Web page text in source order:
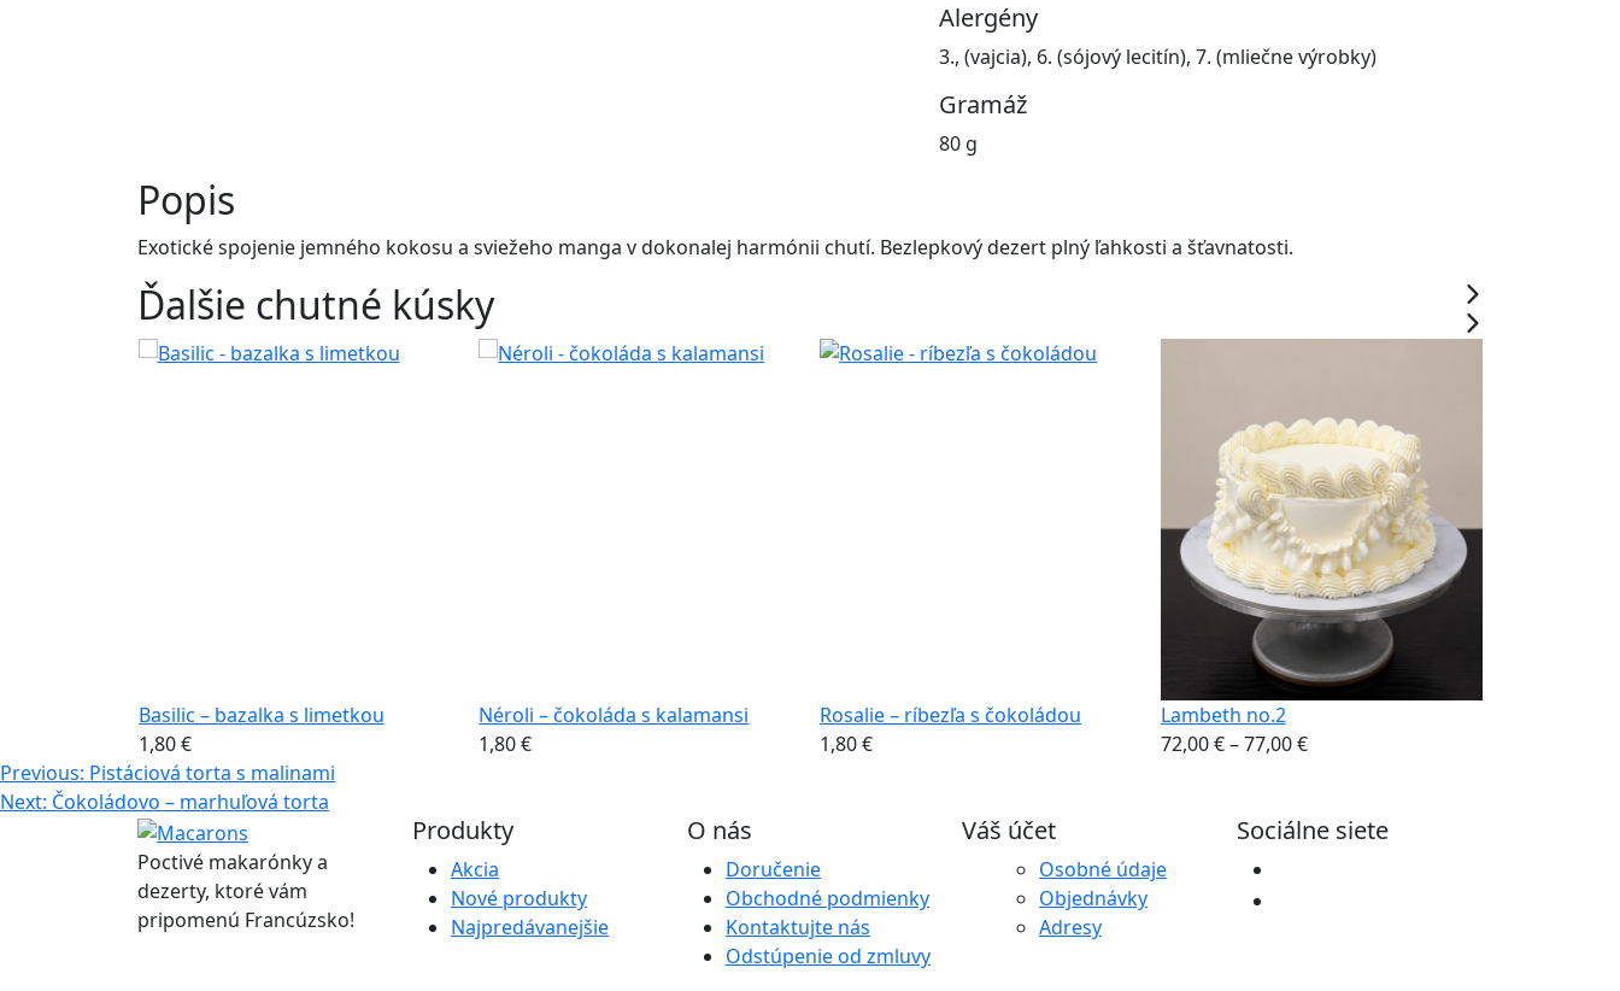
Alergény
3., (vajcia), 6. (sójový lecitín), 7. (mliečne výrobky)
Gramáž
80 g
Popis
Exotické spojenie jemného kokosu a sviežeho manga v dokonalej harmónii chutí. Bezlepkový dezert plný ľahkosti a šťavnatosti.
Ďalšie chutné kúsky
Basilic – bazalka s limetkou
1,80€
Néroli – čokoláda s kalamansi
1,80€
Rosalie – ríbezľa s čokoládou
1,80€
Lambeth no.2
72,00€–77,00€Price
through
Navigácia
v
Previous: Pistáciová torta s malinami
Next: Čokoládovo – marhuľová torta
Poctivé makarónky a
dezerty, ktoré vám
pripomenú Francúzsko!
Produkty
Akcia
Nové produkty
Najpredávanejšie
O nás
Doručenie
Obchodné podmienky
Kontaktujte nás
Odstúpenie od zmluvy
Váš účet
Osobné údaje
Objednávky
Adresy
Sociálne siete